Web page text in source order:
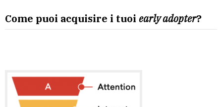
Come puoi acquisire i tuoi early adopter?